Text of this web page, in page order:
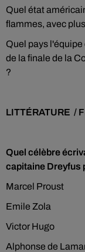
Quel état
flammes, avec
Quel pays
de la finale de la
?
LITTÉRATURE /
Quel célèbre
capitaine Dreyfus
Marcel Proust
Emile Zola
Victor Hugo
Alphonse de